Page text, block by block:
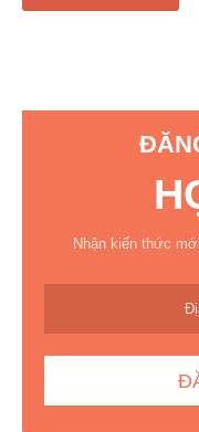
Nhận kiến thức